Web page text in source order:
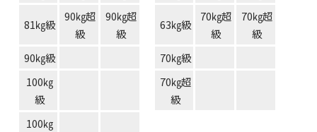
81㎏級
90㎏超
級
90㎏超
級
90㎏級
100㎏
級
100㎏
63㎏級
70㎏超
級
70㎏超
級
70㎏級
70㎏超
級